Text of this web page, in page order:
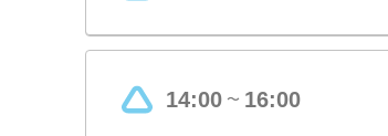
14:00 〜 16:00